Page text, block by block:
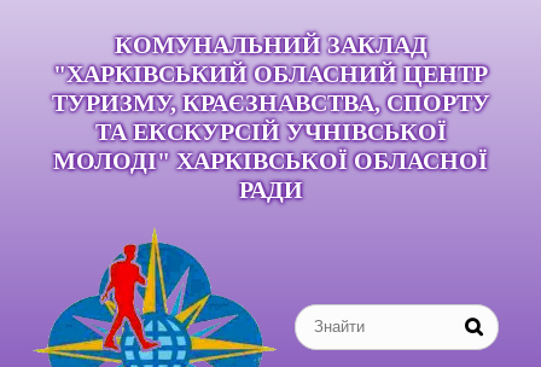
КОМУНАЛЬНИЙ ЗАКЛАД
"ХАРКІВСЬКИЙ ОБЛАСНИЙ ЦЕНТР
ТУРИЗМУ, КРАЄЗНАВСТВА, СПОРТУ
ТА ЕКСКУРСІЙ УЧНІВСЬКОЇ
МОЛОДІ" ХАРКІВСЬКОЇ ОБЛАСНОЇ
РАДИ